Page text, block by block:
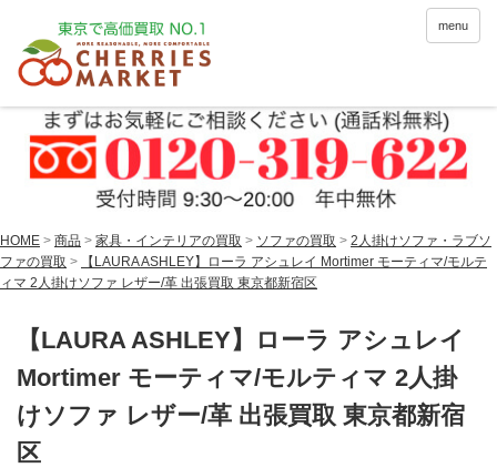
menu
HOME > 商品 > 家具・インテリアの買取 > ソファの買取 > 2人掛けソファ・ラブソ
ファの買取 >
【LAURA ASHLEY】ローラ アシュレイ Mortimer モーティマ/モルテ
ィマ 2人掛けソファ レザー/革 出張買取 東京都新宿区
【LAURA ASHLEY】ローラ アシュレイ
Mortimer モーティマ/モルティマ 2人掛
けソファ レザー/革 出張買取 東京都新宿
区